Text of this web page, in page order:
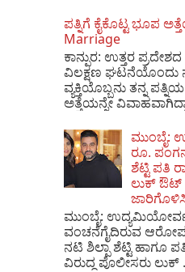
ಪತ್ನಿಗೆ ಕೈಕೊಟ್ಟ ಭೂಪ
Marriage
ಕಾನ್ಪುರ: ಉತ್ತರ ಪ್ರದೇಶದ
ವಿಲಕ್ಷಣ ಘಟನೆಯೊಂದು
ವ್ಯಕ್ತಿಯೊಬ್ಬನು ತನ್ನ
ಅತ್ತೆಯನ್ನೇ
ಮುಂಬೈ:
ರೂ.
ಶೆಟ್ಟಿ ಪತಿ
ಲುಕ್ ಔಟ್
ಮುಂಬೈ:
ವಂಚನೆಗೈದಿರುವ
ನಟಿ ಶಿಲ್ಪಾ ಶೆಟ್ಟಿ ಹಾಗೂ
ವಿರುದ್ಧ ಪೊಲೀಸರು ಲುಕ್